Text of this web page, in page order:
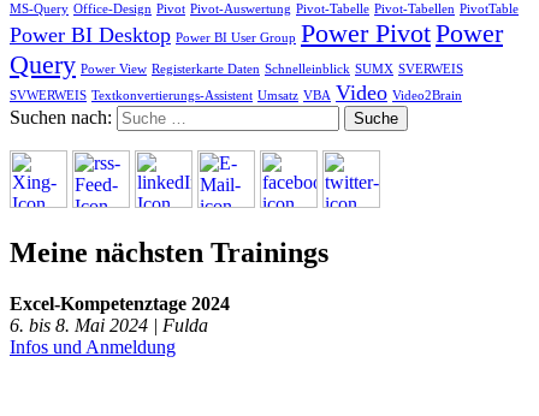
MS-Query Office-Design Pivot Pivot-Auswertung Pivot-Tabelle Pivot-Tabellen PivotTable
Power BI Desktop Power BI User Group Power PivotPower
Query Power View Registerkarte Daten Schnelleinblick SUMX SVERWEIS
SVWERWEIS Textkonvertierungs-Assistent Umsatz VBA Video Video2Brain
Suchen nach:
Meine nächsten Trainings
Excel-Kompetenztage 2024
6. bis 8. Mai 2024 | Fulda
Infos und Anmeldung